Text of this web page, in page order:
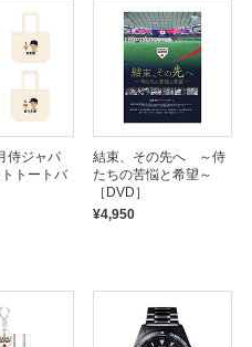
侍ジャパ
トートバ
結束、その先へ ～侍
たちの苦悩と希望～
［DVD］
¥4,950